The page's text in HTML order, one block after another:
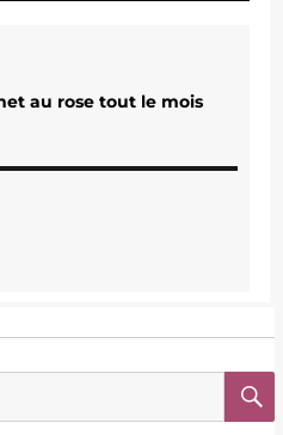
au rose tout le mois